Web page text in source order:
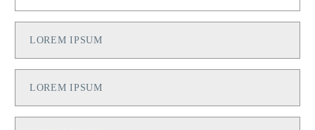
LOREM IPSUM
LOREM IPSUM